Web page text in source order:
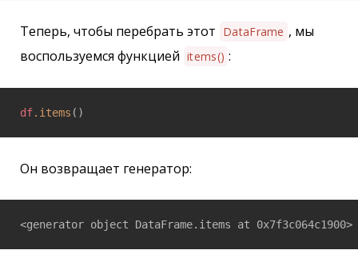
Теперь, чтобы перебрать этот DataFrame , мы
воспользуемся функцией items() :
df.items
Он возвращает генератор: